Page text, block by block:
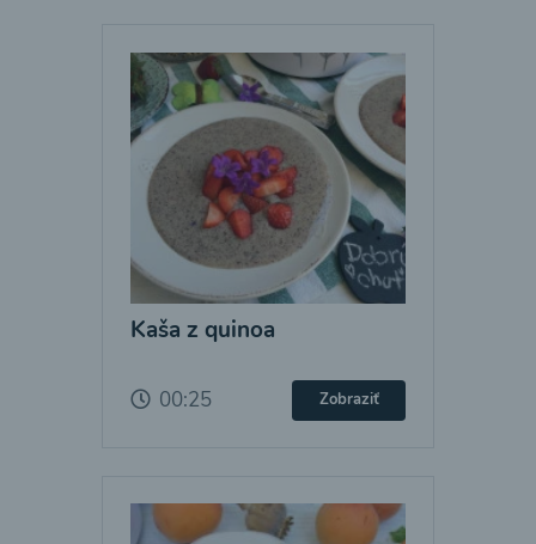
Kaša z quinoa
00:25 Zobraziť